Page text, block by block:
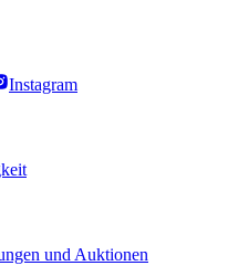
Instagram
und Auktionen